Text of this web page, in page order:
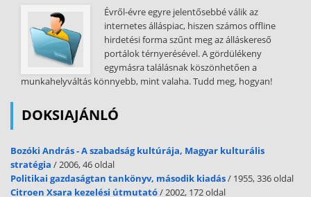
gazdaságpolitikus magatartását alakíthatja: megvalósíthat
mérlegelő, vagy diszkrecionális gazdaságpolitikát szabályokhoz
kötött politikát automatikus gazdasági szabályozás vagy
automatizmus A gazdaságpolitikai eszközrendszer csoportosítása:
1., Magatartásra utasító eszközök: amelyek betartása előírásjellegű
Ezek az alábbi területeken jelennek meg: termeléspolitika, árpolitika,
indukáló eszközök: rendszerszabályozási politika:
árfolyampolitika információs
politika: környezet befolyásolását szolgáló eszközök, mennyiségi és
Évről-évre egyre jelentősebbé válik az
internetes álláspiac, hiszen számos offline
hirdetési forma szűnt meg az álláskereső
portálok térnyerésével. A gördülékeny
egymásra találásnak köszönhetően a
munkahelyváltás könnyebb, mint valaha. Tudd meg, hogyan!
DOKSIAJÁNLÓ
Bozóki András - A szabadság kultúrája, Magyar kulturális
stratégia / 2006, 46 oldal
Politikai gazdaságtan tankönyv, második kiadás/ 1955, 336 oldal
Citroen Xsara kezelési útmutató/ 2002, 172 oldal